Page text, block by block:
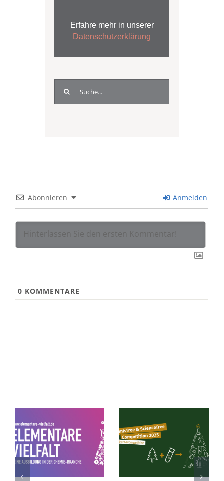
Erfahre mehr in unserer
Datenschutzerklärung
Suche
nach:
Abonnieren Anmelden
0 KOMMENTARE